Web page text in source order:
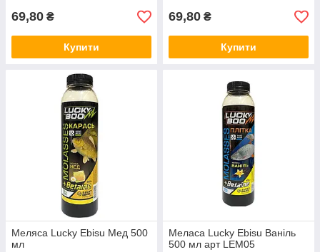
69,80 ₴
Купити
69,80 ₴
Купити
Меляса Lucky Ebisu Мед 500
мл
Меласа Lucky Ebisu Ваніль
500 мл арт LEM05